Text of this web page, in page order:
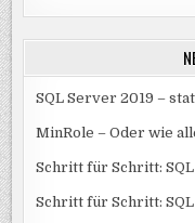
SQL Server 2019 –
MinRole – Oder wie
Schritt für Schritt:
Schritt für Schritt: